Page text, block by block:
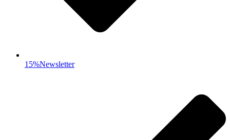
15%Newsletter